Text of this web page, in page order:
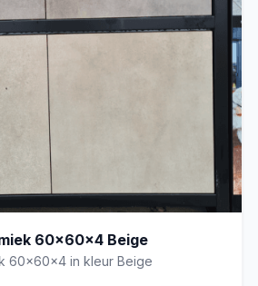
60x60x4 Beige
60x60x4 in kleur Beige